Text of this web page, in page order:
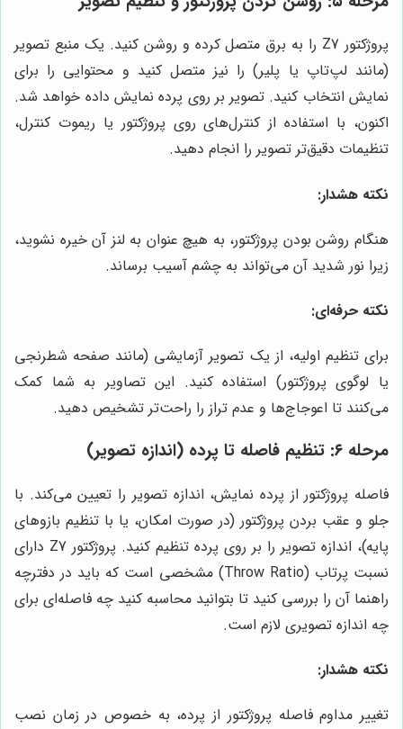
پروژکتور Z7 را به برق متصل کرده و روشن کنید. یک منبع تصویر
(مانند لپ‌تاپ یا پلیر) را نیز متصل کنید و محتوایی را برای
نمایش انتخاب کنید. تصویر بر روی پرده نمایش داده خواهد شد.
اکنون، با استفاده از کنترل‌های روی پروژکتور یا ریموت کنترل،
تنظیمات دقیق‌تر تصویر را انجام دهید.
نکته هشدار:
هنگام روشن بودن پروژکتور، به هیچ عنوان به لنز آن خیره نشوید،
زیرا نور شدید آن می‌تواند به چشم آسیب برساند.
نکته حرفه‌ای:
برای تنظیم اولیه، از یک تصویر آزمایشی (مانند صفحه شطرنجی
یا لوگوی پروژکتور) استفاده کنید. این تصاویر به شما کمک
می‌کنند تا اعوجاج‌ها و عدم تراز را راحت‌تر تشخیص دهید.
مرحله ۶: تنظیم فاصله تا پرده (اندازه تصویر)
فاصله پروژکتور از پرده نمایش، اندازه تصویر را تعیین می‌کند. با
جلو و عقب بردن پروژکتور (در صورت امکان، یا با تنظیم بازوهای
پایه)، اندازه تصویر را بر روی پرده تنظیم کنید. پروژکتور Z7 دارای
نسبت پرتاب (Throw Ratio) مشخصی است که باید در دفترچه
راهنما آن را بررسی کنید تا بتوانید محاسبه کنید چه فاصله‌ای برای
چه اندازه تصویری لازم است.
نکته هشدار:
تغییر مداوم فاصله پروژکتور از پرده، به خصوص در زمان نصب